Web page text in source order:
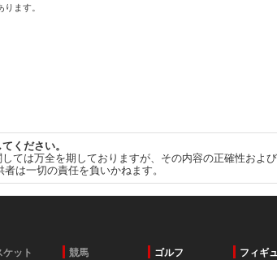
ます。
ください。
ては万全を期しておりますが、その内容の正確性およ
は一切の責任を負いかねます。
ケット 競馬 ゴルフ フィギ